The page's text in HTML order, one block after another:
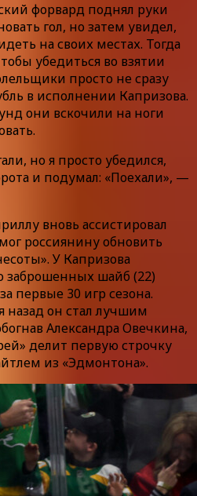
форвард поднял руки
гол, но затем увидел,
на своих местах. Тогда
убедиться во взятии
просто не сразу
в исполнении Капризова.
они вскочили на ноги
но я просто убедился,
и подумал: «Поехали», —
вновь ассистировал
россиянину обновить
У Капризова
заброшенных шайб (22)
первые 30 игр сезона.
назад он стал лучшим
Александра Овечкина,
делит первую строчку
из «Эдмонтона».